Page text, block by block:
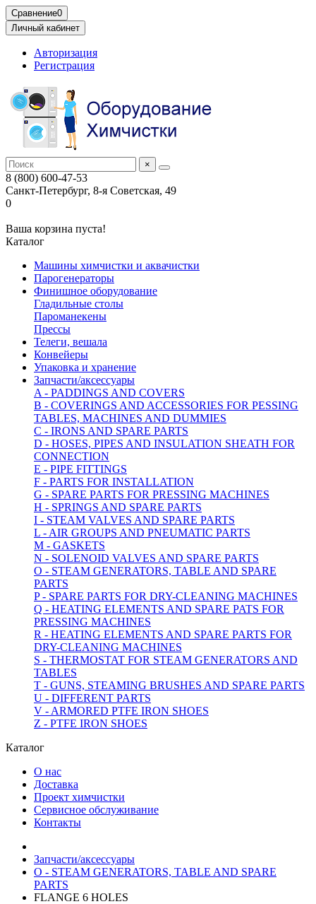
Сравнение0
Личный кабинет
Авторизация
Регистрация
×
8 (800) 600-47-53
Санкт-Петербург, 8-я Советская, 49
0
Ваша корзина пуста!
Каталог
Машины химчистки и аквачистки
Парогенераторы
Финишное оборудование
Гладильные столы
Пароманекены
Прессы
Телеги, вешала
Конвейеры
Упаковка и хранение
Запчасти/аксессуары
A - PADDINGS AND COVERS
B - COVERINGS AND ACCESSORIES FOR PESSING
TABLES, MACHINES AND DUMMIES
C - IRONS AND SPARE PARTS
D - HOSES, PIPES AND INSULATION SHEATH FOR
CONNECTION
E - PIPE FITTINGS
F - PARTS FOR INSTALLATION
G - SPARE PARTS FOR PRESSING MACHINES
H - SPRINGS AND SPARE PARTS
I - STEAM VALVES AND SPARE PARTS
L - AIR GROUPS AND PNEUMATIC PARTS
M - GASKETS
N - SOLENOID VALVES AND SPARE PARTS
O - STEAM GENERATORS, TABLE AND SPARE
PARTS
P - SPARE PARTS FOR DRY-CLEANING MACHINES
Q - HEATING ELEMENTS AND SPARE PATS FOR
PRESSING MACHINES
R - HEATING ELEMENTS AND SPARE PARTS FOR
DRY-CLEANING MACHINES
S - THERMOSTAT FOR STEAM GENERATORS AND
TABLES
T - GUNS, STEAMING BRUSHES AND SPARE PARTS
U - DIFFERENT PARTS
V - ARMORED PTFE IRON SHOES
Z - PTFE IRON SHOES
Каталог
О нас
Доставка
Проект химчистки
Сервисное обслуживание
Контакты
Запчасти/аксессуары
O - STEAM GENERATORS, TABLE AND SPARE
PARTS
FLANGE 6 HOLES